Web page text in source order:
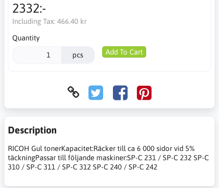
2332:-
Including Tax: 466.40 kr
Quantity
pcs Add To Cart
Description
RICOH Gul tonerKapacitet:Räcker till ca 6 000 sidor vid 5%
täckningPassar till följande maskiner:SP-C 231 / SP-C 232 SP-C
310 / SP-C 311 / SP-C 312 SP-C 240 / SP-C 242